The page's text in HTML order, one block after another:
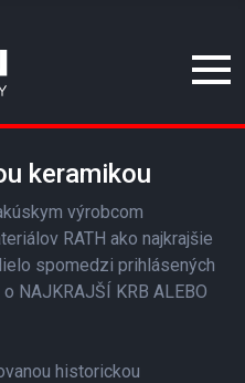
keramikou
výrobcom
RATH ako najkrajšie
spomedzi prihlásených
NAJKRAJŠÍ KRB ALEBO
historickou